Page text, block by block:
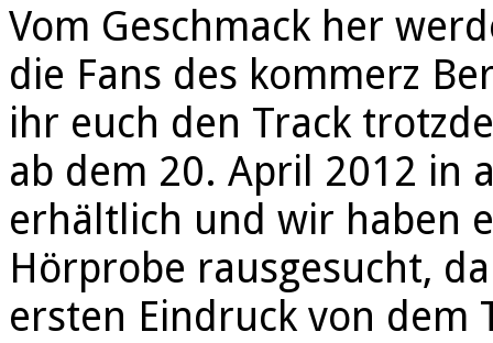
Vom Geschmack her
die Fans des kommerz
ihr euch den Track
ab dem 20. April 2012 in
erhältlich und wir haben
Hörprobe rausgesucht,
ersten Eindruck von dem